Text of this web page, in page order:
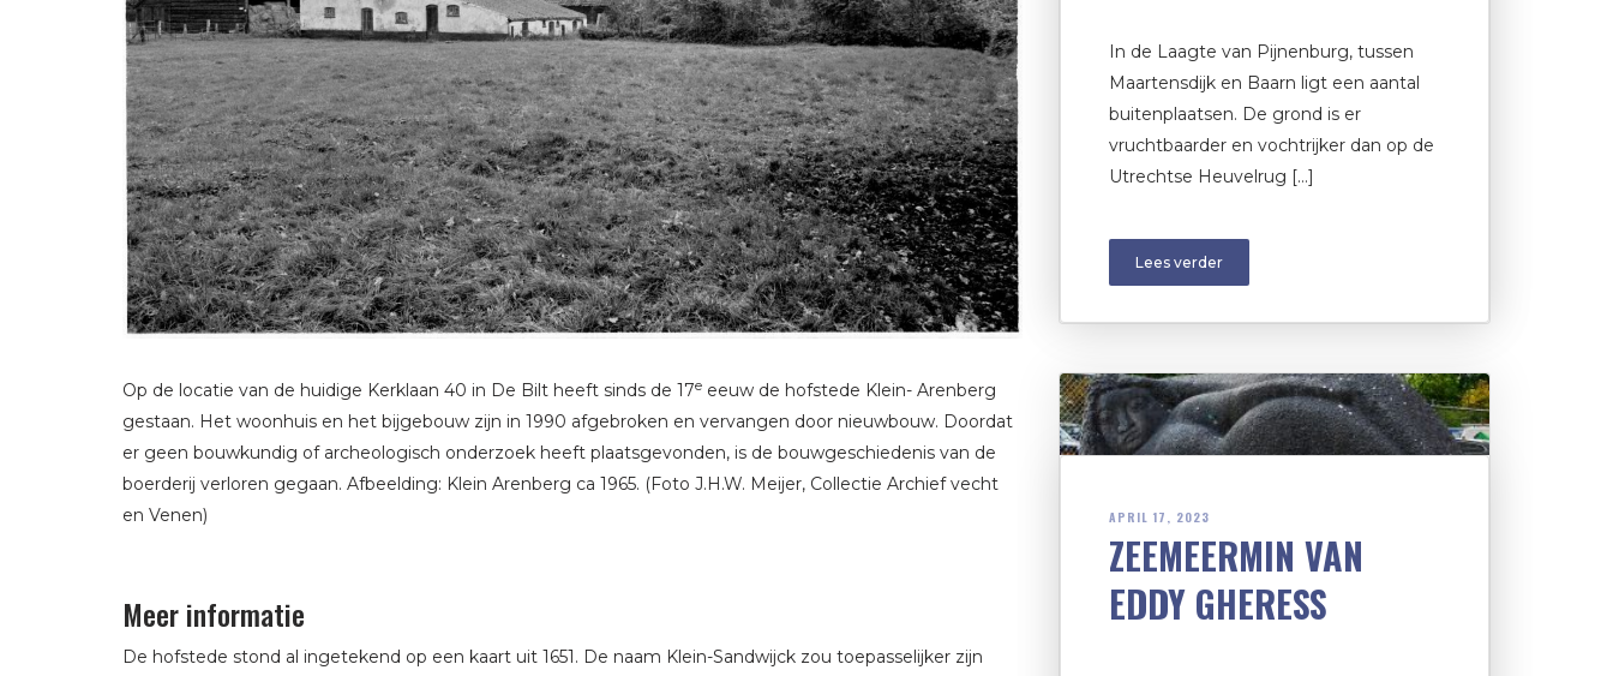
Op de locatie van de huidige Kerklaan 40 in De Bilt heeft sinds de 17e eeuw de hofstede Klein- Arenberg
gestaan. Het woonhuis en het bijgebouw zijn in 1990 afgebroken en vervangen door nieuwbouw. Doordat
er geen bouwkundig of archeologisch onderzoek heeft plaatsgevonden, is de bouwgeschiedenis van de
boerderij verloren gegaan. Afbeelding: Klein Arenberg ca 1965. (Foto J.H.W. Meijer, Collectie Archief vecht
en Venen)
Meer informatie
De hofstede stond al ingetekend op een kaart uit 1651. De naam Klein-Sandwijck zou toepasselijker zijn
In de Laagte van Pijnenburg, tussen
Maartensdijk en Baarn ligt een aantal
buitenplaatsen. De grond is er
vruchtbaarder en vochtrijker dan op de
Utrechtse Heuvelrug […]
Lees verder
APRIL 17, 2023
ZEEMEERMIN VAN
EDDY GHERESS